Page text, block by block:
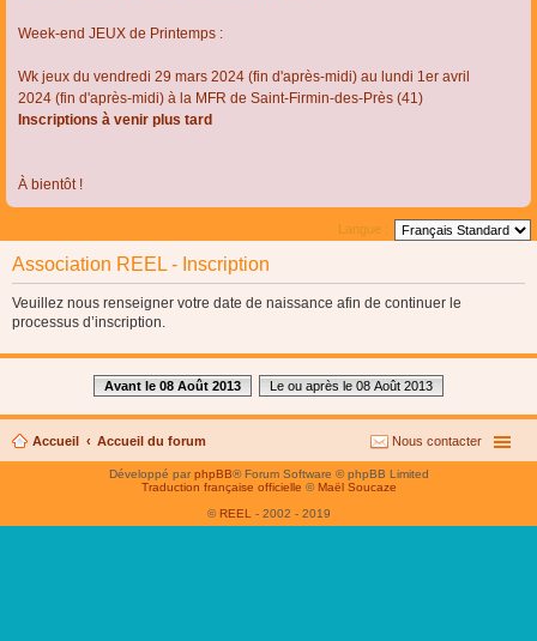
Week-end JEUX de Printemps :
Wk jeux du vendredi 29 mars 2024 (fin d'après-midi) au lundi 1er avril
2024 (fin d'après-midi) à la MFR de Saint-Firmin-des-Près (41)
Inscriptions à venir plus tard
À bientôt !
Langue :
Association REEL - Inscription
Veuillez nous renseigner votre date de naissance afin de continuer le
processus d’inscription.
Avant le 08 Août 2013 Le ou après le 08 Août 2013
Accueil Accueil du forum Nous contacter
Développé parphpBB® Forum Software © phpBB Limited
Traduction française officielle © Maël Soucaze
© REEL - 2002 - 2019